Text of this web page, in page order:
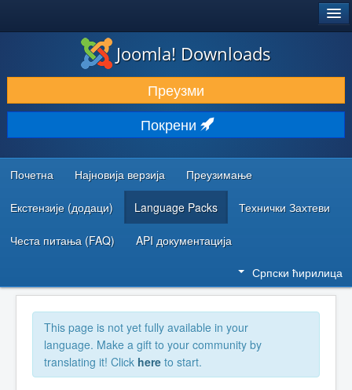
ПРЕУЗИМАЊЕ И ПРОШИРЕЊА (ЕКСТЕНЗИЈЕ)
ОТКРИЈТЕ И НАУЧИТЕ
ЗАЈЕДНИЦА И ПОДРШКА
РЕСУРСИ ЗА РАЗВОЈ
Joomla! Downloads
Преузми
Покрени
Почетна Најновија верзија Преузимање
Екстензије (додаци) Language Packs Технички Захтеви
Честа питања (FAQ) API документација
Српски ћирилица
This page is not yet fully available in your
language. Make a gift to your community by
translating it! Click here to start.